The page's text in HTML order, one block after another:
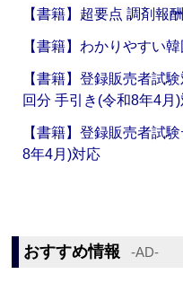
【書籍】超要点 調剤報
【書籍】わかりやすい
【書籍】登録販売者試
回分 手引き(令和8年4月
【書籍】登録販売者試
8年4月)対応
おすすめ情報 ‐AD‐